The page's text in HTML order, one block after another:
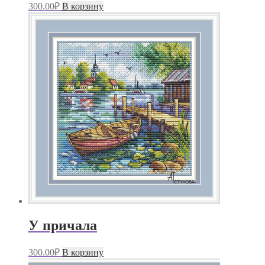
300.00₽ В корзину
У причала
300.00₽ В корзину